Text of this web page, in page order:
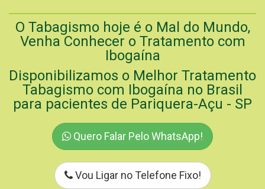
O Tabagismo hoje é o Mal do Mundo,
Venha Conhecer o Tratamento com
Ibogaína
Disponibilizamos o Melhor Tratamento
Tabagismo com Ibogaína no Brasil
para pacientes de Pariquera-Açu - SP
Quero Falar Pelo WhatsApp!
Vou Ligar no Telefone Fixo!